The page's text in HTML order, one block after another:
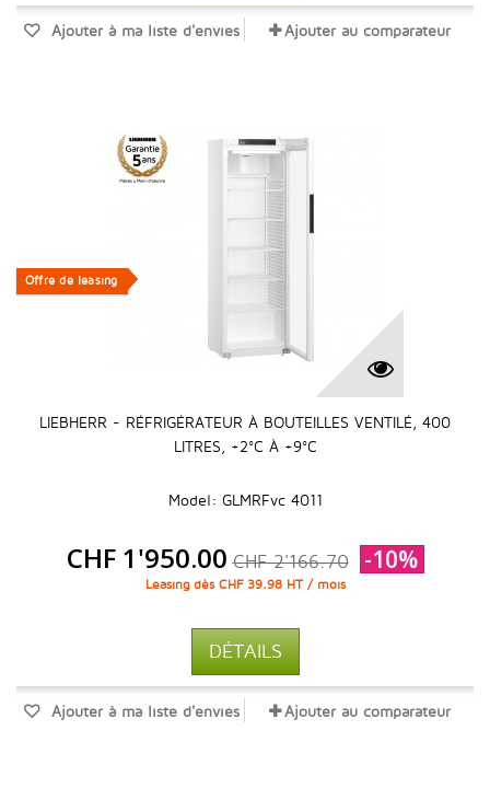
Ajouter à ma liste d'envies Ajouter au comparateur
Offre de leasing
Offre de leasing
LIEBHERR - RÉFRIGÉRATEUR À BOUTEILLES VENTILÉ, 400
LITRES, +2°C À +9°C
Model: GLMRFvc 4011
CHF 1'950.00 CHF 2'166.70 -10%
Leasing dès CHF 39.98 HT / mois
DÉTAILS
Ajouter à ma liste d'envies Ajouter au comparateur